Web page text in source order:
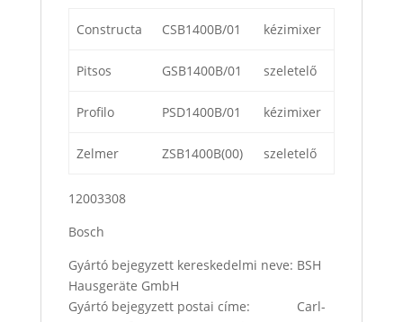
Constructa CSB1400B/01 kézimixer
Pitsos GSB1400B/01 szeletelő
Profilo PSD1400B/01 kézimixer
Zelmer ZSB1400B(00) szeletelő
12003308
Bosch
Gyártó bejegyzett kereskedelmi neve: BSH
Hausgeräte GmbH
Gyártó bejegyzett postai címe: Carl-